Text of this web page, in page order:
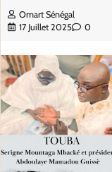
Omart Sénégal
17 Juillet 2025
0